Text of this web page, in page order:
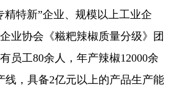
精特新”企业、规模以上工业企
业协会《糍粑辣椒质量分级》团
员工80余人，年产辣椒12000余
线，具备2亿元以上的产品生产能